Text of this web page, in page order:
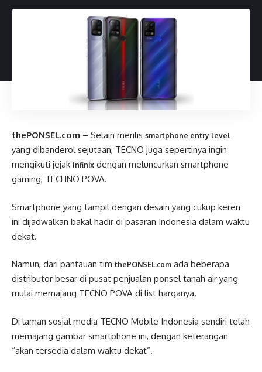
thePONSEL.com – Selain merilis smartphone entry level
yang dibanderol sejutaan, TECNO juga sepertinya ingin
mengikuti jejak Infinix dengan meluncurkan smartphone
gaming, TECHNO POVA.
Smartphone yang tampil dengan desain yang cukup keren
ini dijadwalkan bakal hadir di pasaran Indonesia dalam waktu
dekat.
Namun, dari pantauan tim thePONSEL.com ada beberapa
distributor besar di pusat penjualan ponsel tanah air yang
mulai memajang TECNO POVA di list harganya.
Di laman sosial media TECNO Mobile Indonesia sendiri telah
memajang gambar smartphone ini, dengan keterangan
“akan tersedia dalam waktu dekat”.